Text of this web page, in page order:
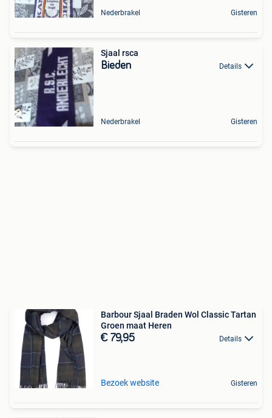
Nederbrakel Gisteren
Sjaal rsca
Bieden Details
Nederbrakel Gisteren
Barbour Sjaal Braden Wol Classic Tartan
Groen maat Heren
€ 79,95 Details
Bezoek website Gisteren